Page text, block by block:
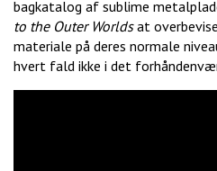
bagkatalog af sublime
to the Outer Worldsat
materiale på deres normale
hvert fald ikke i det